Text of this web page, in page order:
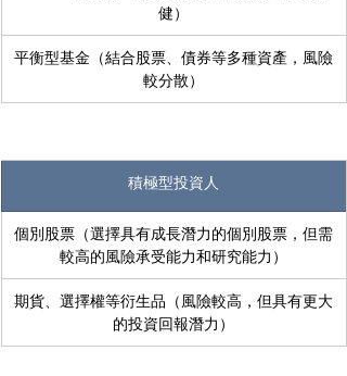
健）
平衡型基金（結合股票、債券等多種資產，風險
較分散）
積極型投資人
個別股票（選擇具有成長潛力的個別股票，但需
較高的風險承受能力和研究能力）
期貨、選擇權等衍生品（風險較高，但具有更大
的投資回報潛力）